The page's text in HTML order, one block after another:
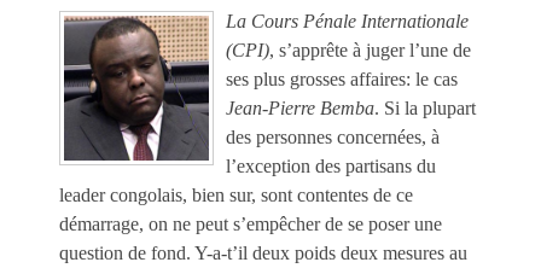
La Cours Pénale Internationale
(CPI), s’apprête à juger l’une de
ses plus grosses affaires: le cas
Jean-Pierre Bemba. Si la plupart
des personnes concernées, à
l’exception des partisans du
leader congolais, bien sur, sont contentes de ce
démarrage, on ne peut s’empêcher de se poser une
question de fond. Y-a-t’il deux poids deux mesures au